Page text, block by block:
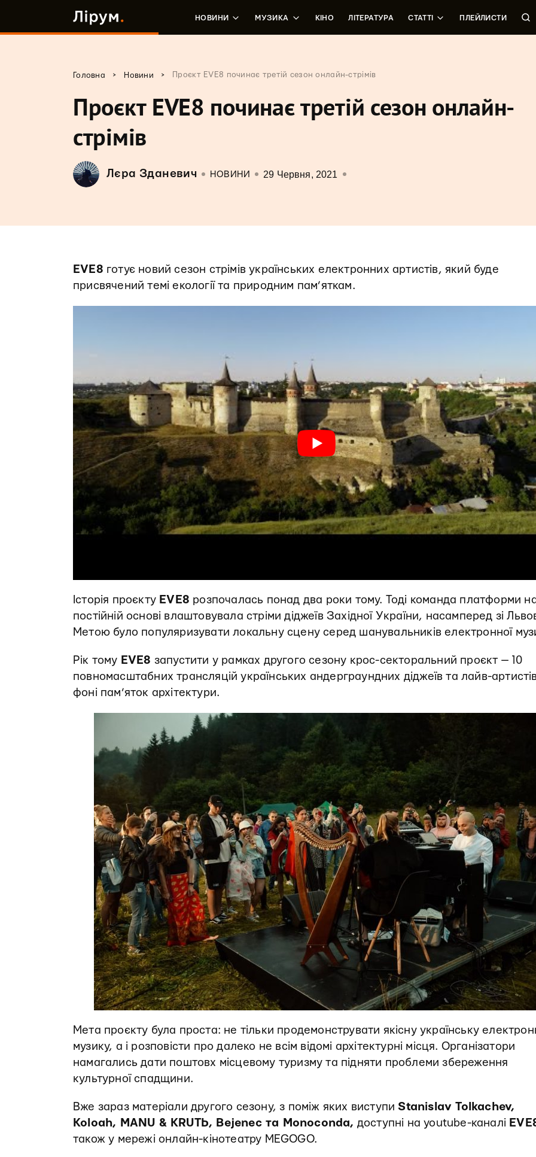
НОВИНИ МУЗИКА КІНО ЛІТЕРАТУРА СТАТТІ ПЛЕЙЛИСТИ
Головна > Новини > Проєкт EVE8 починає третій сезон онлайн-стрімів
Проєкт EVE8 починає третій сезон онлайн-
стрімів
Лєра Зданевич НОВИНИ 29 Червня, 2021
EVE8 готує новий сезон стрімів українських електронних артистів, який буде
присвячений темі екології та природним пам’яткам.
Історія проєкту EVE8 розпочалась понад два роки тому. Тоді команда платформи
постійній основі влаштовувала стріми діджеїв Західної України, насамперед зі
Метою було популяризувати локальну сцену серед шанувальників електронної
Рік тому EVE8 запустити у рамках другого сезону крос-секторальний проєкт — 10
повномасштабних трансляцій українських андерграундних діджеїв та лайв-
фоні пам’яток архітектури.
Мета проєкту була проста: не тільки продемонструвати якісну українську
музику, а і розповісти про далеко не всім відомі архітектурні місця. Організатори
намагались дати поштовх місцевому туризму та підняти проблеми збереження
культурної спадщини.
Вже зараз матеріали другого сезону, з поміж яких виступи Stanislav Tolkachev,
Koloah, MANU & KRUTЬ, Bejenec та Monoconda, доступні на youtube-каналі
також у мережі онлайн-кінотеатру MEGOGO.